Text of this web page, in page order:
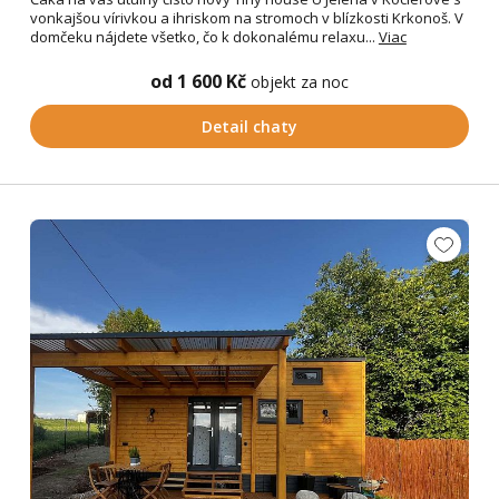
vonkajšou vírivkou a ihriskom na stromoch v blízkosti Krkonoš. V
domčeku nájdete všetko, čo k dokonalému relaxu... Viac
od 1 600 Kč objekt za noc
Detail chaty